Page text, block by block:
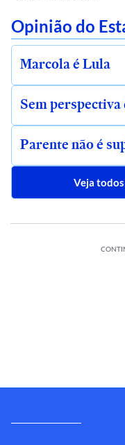
Opinião do
Marcola é Lula
Sem
Parente não é
Veja